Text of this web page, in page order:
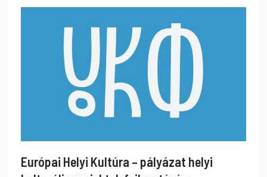
Európai Helyi Kultúra – pályázat helyi